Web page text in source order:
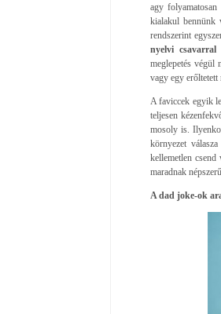
agy
kialakul bennünk
rendszerint
nyelvi
meglepetés végül
vagy egy erőltetett
A faviccek egyik
teljesen
mosoly is.
környezet
kellemetlen csend
maradnak
A dad joke-ok